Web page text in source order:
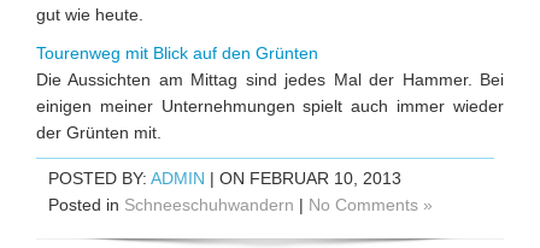
gut wie heute.
Tourenweg mit Blick auf den Grünten
Die Aussichten am Mittag sind jedes Mal der Hammer. Bei
einigen meiner Unternehmungen spielt auch immer wieder
der Grünten mit.
POSTED BY: ADMIN | ON FEBRUAR 10, 2013
Posted in Schneeschuhwandern | No Comments »